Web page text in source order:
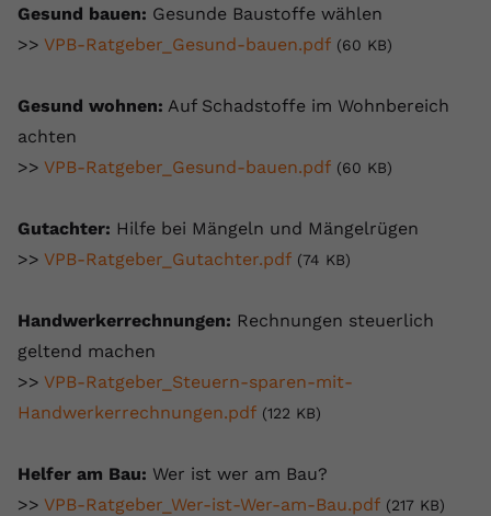
Gesund bauen: Gesunde Baustoffe wählen
>> VPB-Ratgeber_Gesund-bauen.pdf (60 KB)
Gesund wohnen: Auf Schadstoffe im Wohnbereich
achten
>> VPB-Ratgeber_Gesund-bauen.pdf (60 KB)
Gutachter: Hilfe bei Mängeln und Mängelrügen
>> VPB-Ratgeber_Gutachter.pdf (74 KB)
Handwerkerrechnungen: Rechnungen steuerlich
geltend machen
>> VPB-Ratgeber_Steuern-sparen-mit-
Handwerkerrechnungen.pdf (122 KB)
Helfer am Bau: Wer ist wer am Bau?
>> VPB-Ratgeber_Wer-ist-Wer-am-Bau.pdf (217 KB)